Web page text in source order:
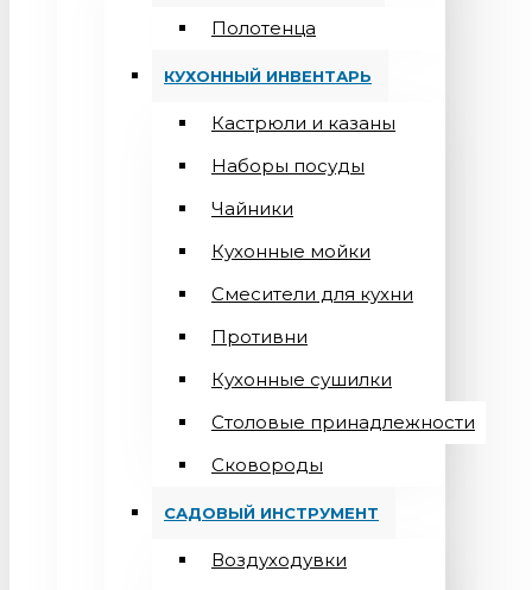
Полотенца
КУХОННЫЙ ИНВЕНТАРЬ
Кастрюли и казаны
Наборы посуды
Чайники
Кухонные мойки
Смесители для кухни
Противни
Кухонные сушилки
Столовые принадлежности
Сковороды
САДОВЫЙ ИНСТРУМЕНТ
Воздуходувки